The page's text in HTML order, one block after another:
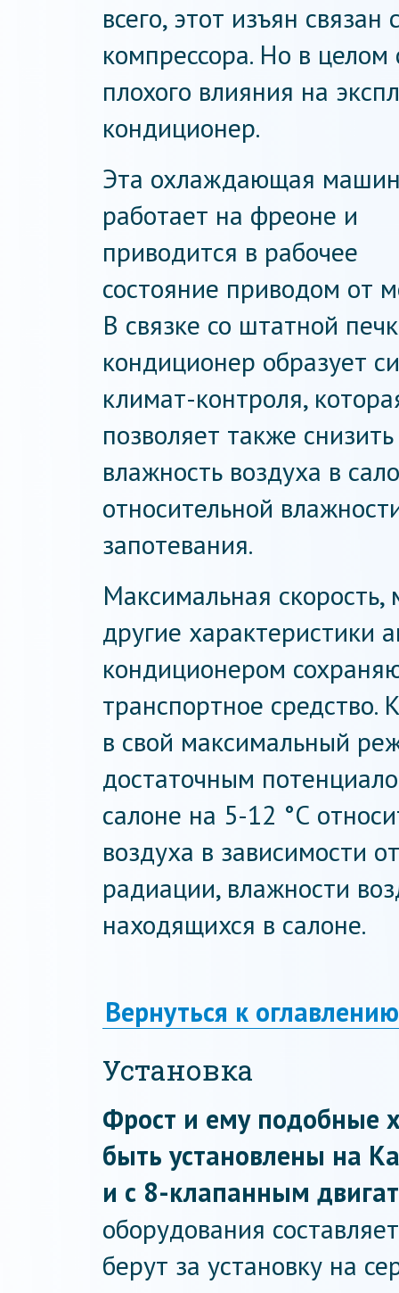
всего, этот изъян
компрессора. Но в
плохого влияния на
кондиционер.
Эта охлаждающая
работает на фреоне и
приводится в рабочее
состояние приводом от
В связке со штатной
кондиционер образует
климат-контроля,
позволяет также снизить
влажность воздуха в
относительной
запотевания.
Максимальная
другие характеристики
кондиционером
транспортное
в свой максимальный
достаточным
салоне на 5-12 °С
воздуха в зависимости
радиации, влажности
находящихся в салоне.
Вернуться к оглавлению
Установка
Фрост и ему подобные
быть установлены на
и с 8-клапанным
оборудования
берут за установку на